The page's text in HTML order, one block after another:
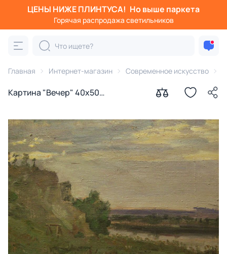
ЦЕНЫ НИЖЕ ПЛИНТУСА! Но выше паркета
Горячая распродажа светильников
Главная Интернет-магазин Современное искусство
Картина "Вечер" 40х50